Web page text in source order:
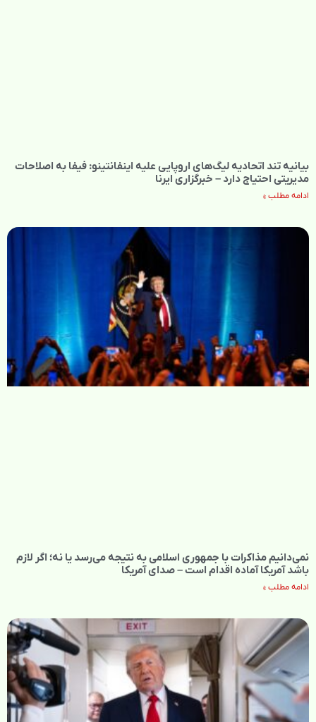
بیانیه تند اتحادیه لیگ‌های اروپایی علیه اینفانتینو: فیفا به اصلاحات
مدیریتی احتیاج دارد – خبرگزاری ایرنا
ادامه مطلب »
نمی‌دانیم مذاکرات با جمهوری اسلامی به نتیجه می‌رسد یا نه؛ اگر لازم
باشد آمریکا آماده اقدام است – صدای آمریکا
ادامه مطلب »